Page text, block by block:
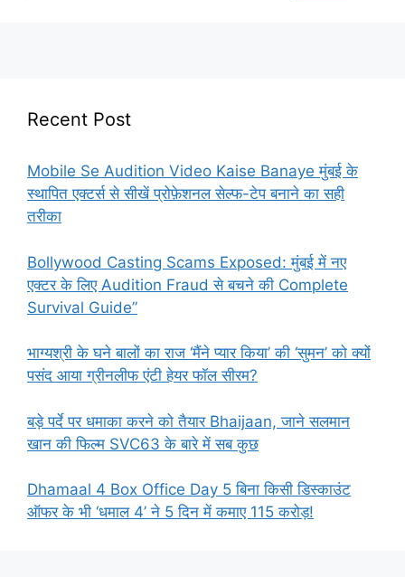
Recent Post
Mobile Se Audition Video Kaise Banaye मुंबई के
स्थापित एक्टर्स से सीखें प्रोफ़ेशनल सेल्फ-टेप बनाने का सही
तरीका
Bollywood Casting Scams Exposed: मुंबई में नए
एक्टर के लिए Audition Fraud से बचने की Complete
Survival Guide”
भाग्यश्री के घने बालों का राज ‘मैंने प्यार किया’ की ‘सुमन’ को क्यों
पसंद आया ग्रीनलीफ एंटी हेयर फॉल सीरम?
बड़े पर्दे पर धमाका करने को तैयार Bhaijaan, जाने सलमान
खान की फिल्म SVC63 के बारे में सब कुछ
Dhamaal 4 Box Office Day 5 बिना किसी डिस्काउंट
ऑफर के भी ‘धमाल 4’ ने 5 दिन में कमाए 115 करोड़!